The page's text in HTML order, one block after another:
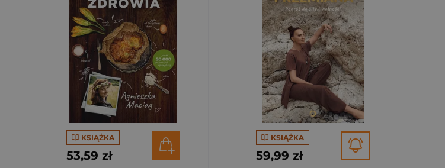
KSIĄŻKA
53,59 zł
KSIĄŻKA
59,99 zł